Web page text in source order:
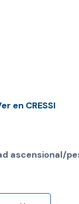
en CRESSI
ascensional/